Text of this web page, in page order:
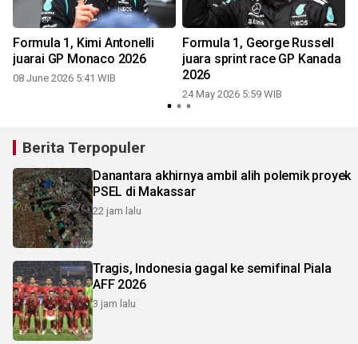
Formula 1, Kimi Antonelli
juarai GP Monaco 2026
08 June 2026 5:41 WIB
Formula 1, George Russell
juara sprint race GP Kanada
2026
24 May 2026 5:59 WIB
Berita Terpopuler
Danantara akhirnya ambil alih polemik proyek
PSEL di Makassar
22 jam lalu
Tragis, Indonesia gagal ke semifinal Piala
AFF 2026
3 jam lalu